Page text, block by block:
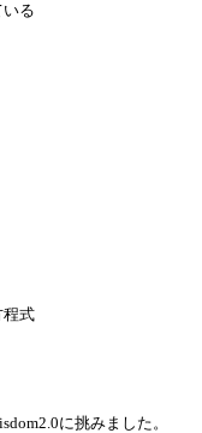
る
程式
に挑みました。